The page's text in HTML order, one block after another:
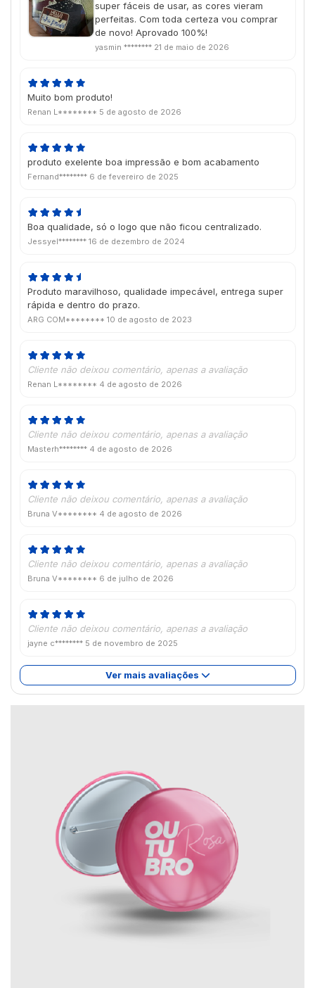
super fáceis de usar, as cores vieram
perfeitas. Com toda certeza vou comprar
de novo! Aprovado 100%!
yasmin ******** 21 de maio de 2026
Muito bom produto!
Renan L******** 5 de agosto de 2026
produto exelente boa impressão e bom acabamento
Fernand******** 6 de fevereiro de 2025
Boa qualidade, só o logo que não ficou centralizado.
Jessyel******** 16 de dezembro de 2024
Produto maravilhoso, qualidade impecável, entrega super
rápida e dentro do prazo.
ARG COM******** 10 de agosto de 2023
Cliente não deixou comentário, apenas a avaliação
Renan L******** 4 de agosto de 2026
Cliente não deixou comentário, apenas a avaliação
Masterh******** 4 de agosto de 2026
Cliente não deixou comentário, apenas a avaliação
Bruna V******** 4 de agosto de 2026
Cliente não deixou comentário, apenas a avaliação
Bruna V******** 6 de julho de 2026
Cliente não deixou comentário, apenas a avaliação
jayne c******** 5 de novembro de 2025
Ver mais avaliações